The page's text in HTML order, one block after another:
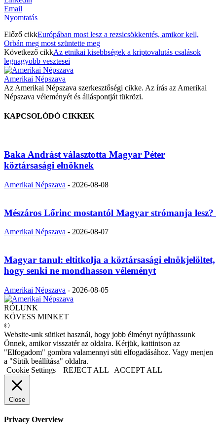
Email
Nyomtatás
Előző cikkEurópában most lesz a rezsicsökkentés, amikor kell,
Orbán meg most szüntette meg
Következő cikkAz etnikai kisebbségek a kriptovalutás csalások
legnagyobb vesztesei
Amerikai Népszava
Az Amerikai Népszava szerkesztőségi cikke. Az írás az Amerikai
Népszava véleményét és álláspontját tükrözi.
KAPCSOLÓDÓ CIKKEK
Baka Andrást választotta Magyar Péter
köztársasági elnöknek
Amerikai Népszava - 2026-08-08
Mészáros Lőrinc mostantól Magyar strómanja lesz?
Amerikai Népszava - 2026-08-07
Magyar tanul: eltitkolja a köztársasági elnökjelöltet,
hogy senki ne mondhasson véleményt
Amerikai Népszava - 2026-08-05
RÓLUNK
KÖVESS MINKET
©
Website-unk sütiket használ, hogy jobb élményt nyújthassunk
Önnek, amikor visszatér az oldalra. Kérjük, kattintson az
"Elfogadom" gombra valamennyi süti elfogadásához. Vagy menjen
a "Sütik beállítása" oldalra.
Cookie Settings
REJECT ALL ACCEPT ALL
Close
Privacy Overview